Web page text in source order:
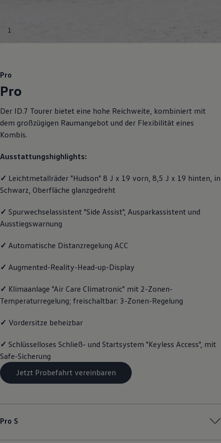
Volkswagen Teile
Digitale Extras
Dienste für Ihr Modell finden
Über Ihr Auto
Kundeninformationen
Volkswagen Kundenbetreuung
Warn- und Kontrollleuchten
Digitale Betriebsanleitung
Live Beratung
Magazin
Transport
Elektromobilität
Volkswagen R
Volkswagen Kundenbetreuung
1
Pro
Pro
Der ID.7 Tourer bietet eine hohe Reichweite, kombiniert mit
dem großzügigen Raumangebot und der Flexibilität eines
Kombis.
Ausstattungshighlights:
✓ Leichtmetallräder "Hudson" 8 J x 19 vorn, 8,5 J x 19 hinten, in
Schwarz, Oberfläche glanzgedreht
✓ Spurwechselassistent "Side Assist", Ausparkassistent und
Ausstiegswarnung
✓ Automatische Distanzregelung ACC
✓ Augmented-Reality-Head-up-Display
✓ Klimaanlage "Air Care Climatronic" mit 2-Zonen-
Temperaturregelung; freischaltbar: 3-Zonen-Regelung
✓ Vordersitze beheizbar
✓ Schlüsselloses Schließ- und Startsystem "Keyless Access", mit
Safe-Sicherung
Jetzt Probefahrt vereinbaren
Pro S